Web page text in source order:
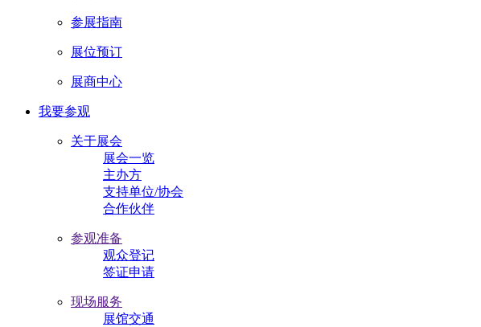
参展指南
展位预订
展商中心
我要参观
关于展会
展会一览
主办方
支持单位/协会
合作伙伴
参观准备
观众登记
签证申请
现场服务
展馆交通